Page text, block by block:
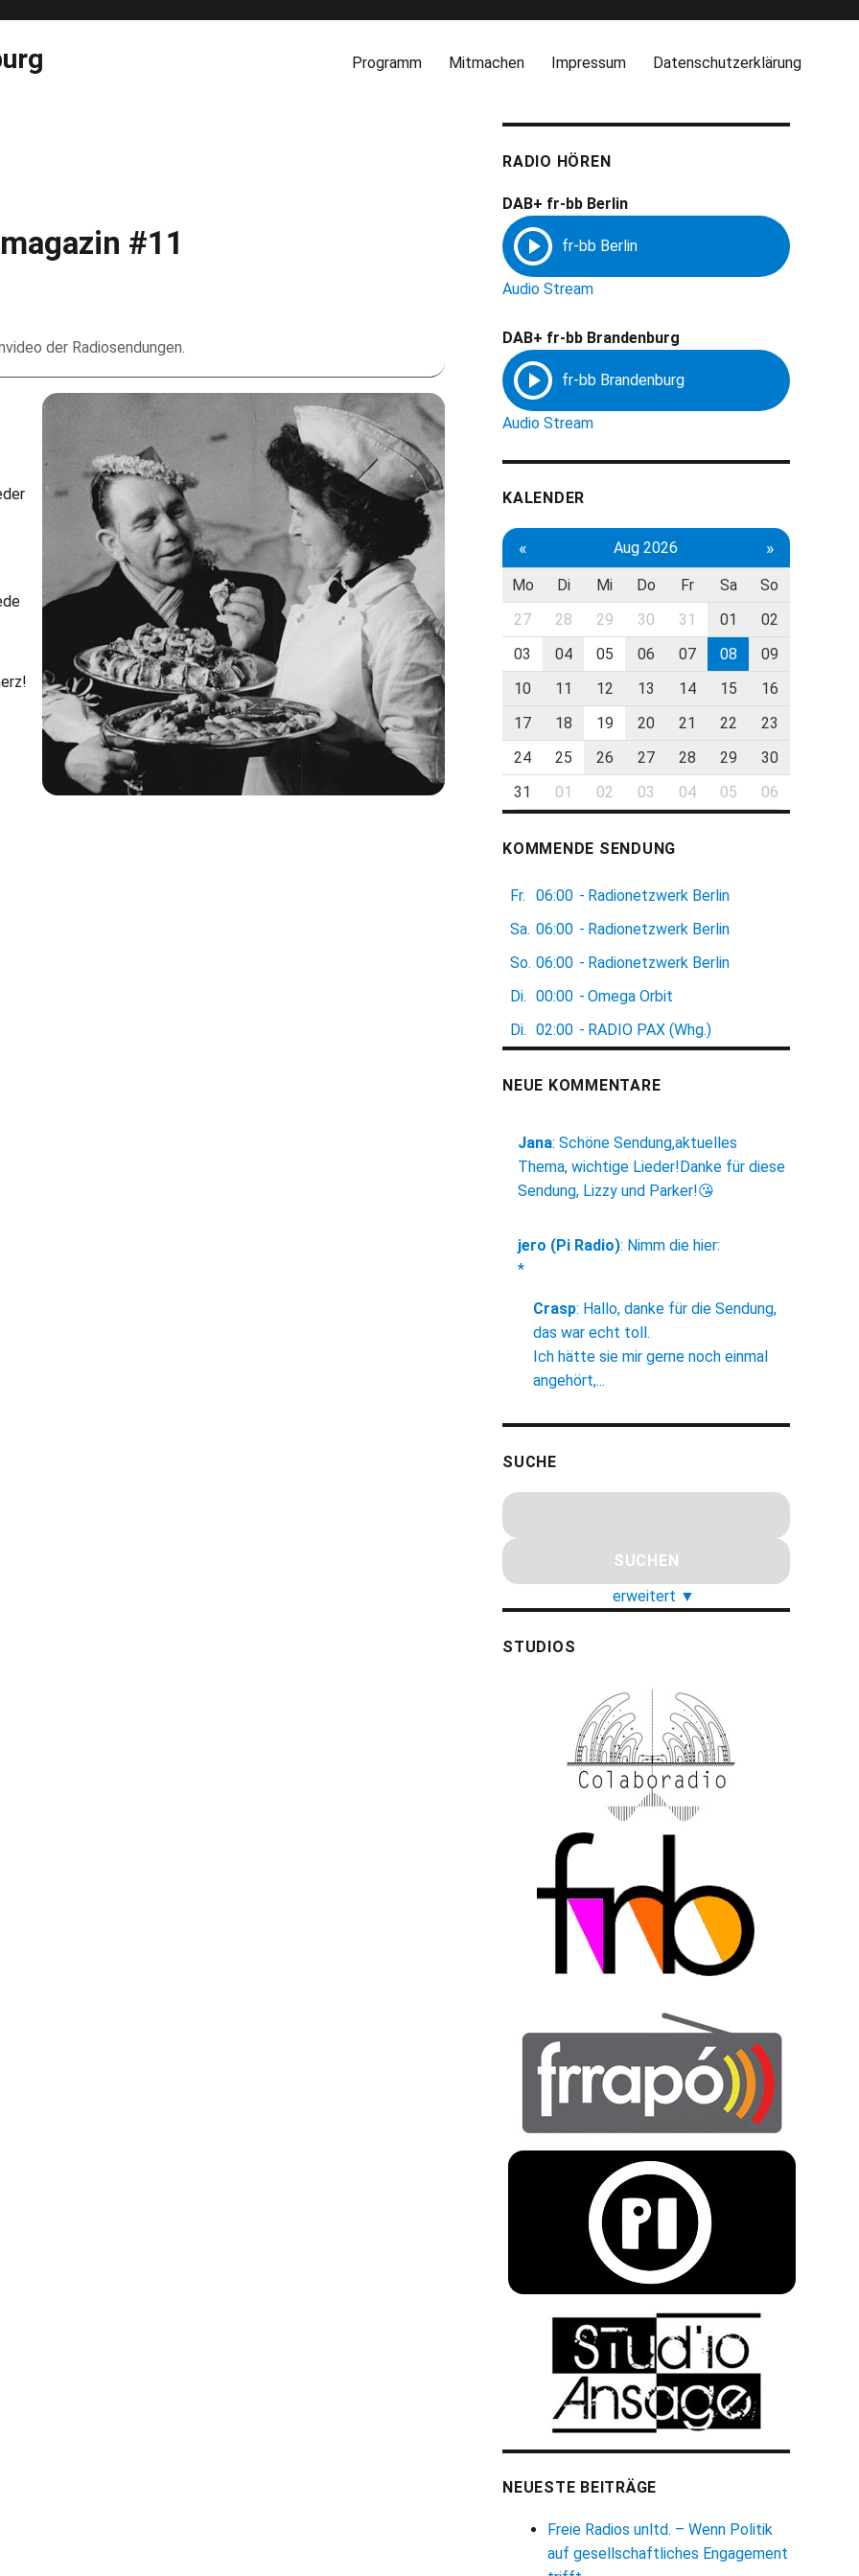
Programm Mitmachen Impressum Datenschutzerklärung
#11
der Radiosendungen.
RADIO HÖREN
DAB+ fr-bb Berlin
Audio Stream
DAB+ fr-bb Brandenburg
Audio Stream
KALENDER
« Aug 2026 »
Mo Di Mi Do Fr Sa
So
27
28 29 30 31 01
02
03
04 05 06 07 08
09
10
11 12 13 14 15
16
17
18 19 20 21 22
23
24
25 26 27 28 29
30
31
01 02 03 04 05 06
KOMMENDE SENDUNG
Fr. 06:00 - Radionetzwerk Berlin
Sa. 06:00 - Radionetzwerk Berlin
So. 06:00 - Radionetzwerk Berlin
Di. 00:00 - Omega Orbit
Di. 02:00 - RADIO PAX (Whg.)
NEUE KOMMENTARE
Jana: Schöne Sendung,aktuelles
Thema, wichtige Lieder!Danke für diese
Sendung, Lizzy und Parker!😘
jero (Pi Radio): Nimm die hier:
*
Crasp: Hallo, danke für die Sendung,
das war echt toll.
Ich hätte sie mir gerne noch einmal
angehört,...
SUCHE
erweitert ▼
STUDIOS
NEUESTE BEITRÄGE
Freie Radios unltd. – Wenn Politik
auf gesellschaftliches Engagement